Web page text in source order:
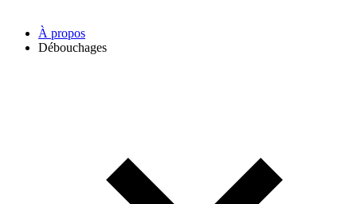
À propos
Débouchages